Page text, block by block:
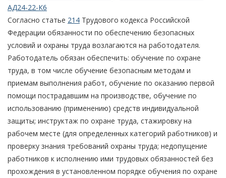
АД24-22-К6
Согласно статье 214 Трудового кодекса Российской
Федерации обязанности по обеспечению безопасных
условий и охраны труда возлагаются на работодателя.
Работодатель обязан обеспечить: обучение по охране
труда, в том числе обучение безопасным методам и
приемам выполнения работ, обучение по оказанию первой
помощи пострадавшим на производстве, обучение по
использованию (применению) средств индивидуальной
защиты; инструктаж по охране труда, стажировку на
рабочем месте (для определенных категорий работников) и
проверку знания требований охраны труда; недопущение
работников к исполнению ими трудовых обязанностей без
прохождения в установленном порядке обучения по охране